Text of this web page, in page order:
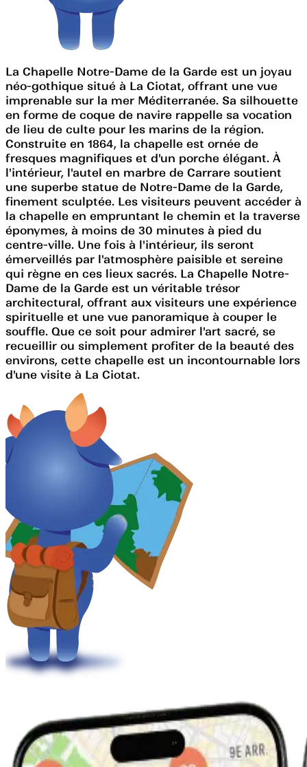
La Chapelle Notre-Dame de la Garde est un joyau
néo-gothique situé à La Ciotat, offrant une vue
imprenable sur la mer Méditerranée. Sa silhouette
en forme de coque de navire rappelle sa vocation
de lieu de culte pour les marins de la région.
Construite en 1864, la chapelle est ornée de
fresques magnifiques et d'un porche élégant. À
l'intérieur, l'autel en marbre de Carrare soutient
une superbe statue de Notre-Dame de la Garde,
finement sculptée. Les visiteurs peuvent accéder à
la chapelle en empruntant le chemin et la traverse
éponymes, à moins de 30 minutes à pied du
centre-ville. Une fois à l'intérieur, ils seront
émerveillés par l'atmosphère paisible et sereine
qui règne en ces lieux sacrés. La Chapelle Notre-
Dame de la Garde est un véritable trésor
architectural, offrant aux visiteurs une expérience
spirituelle et une vue panoramique à couper le
souffle. Que ce soit pour admirer l'art sacré, se
recueillir ou simplement profiter de la beauté des
environs, cette chapelle est un incontournable lors
d'une visite à La Ciotat.